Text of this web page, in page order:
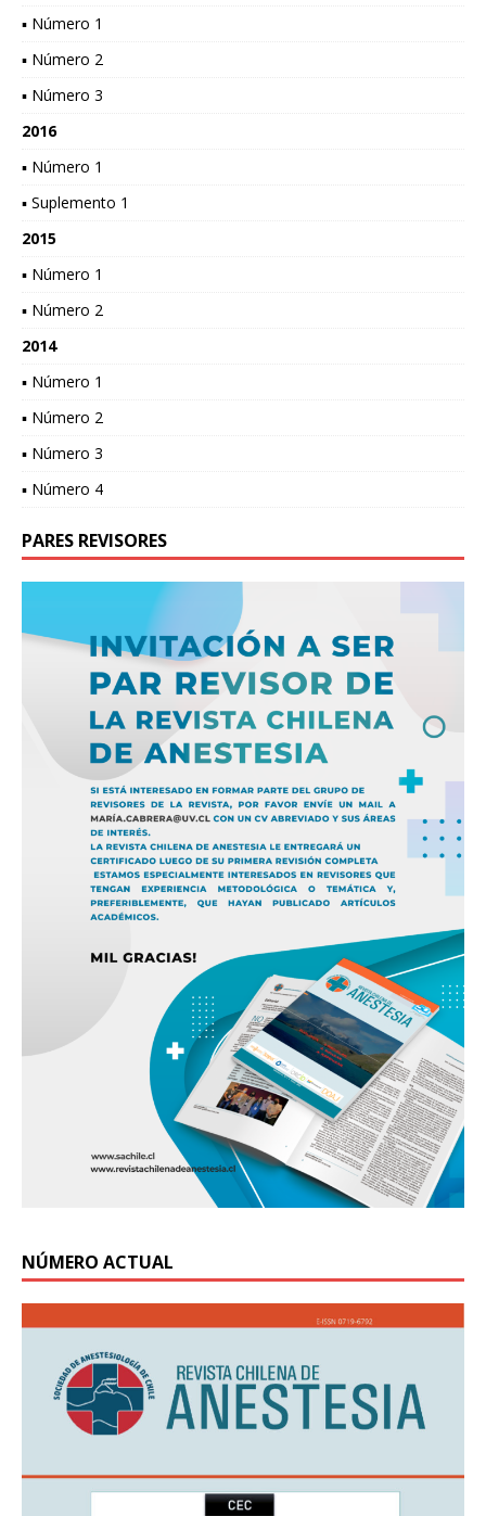
▪ Número 1
▪ Número 2
▪ Número 3
2016
▪ Número 1
▪ Suplemento 1
2015
▪ Número 1
▪ Número 2
2014
▪ Número 1
▪ Número 2
▪ Número 3
▪ Número 4
PARES REVISORES
NÚMERO ACTUAL